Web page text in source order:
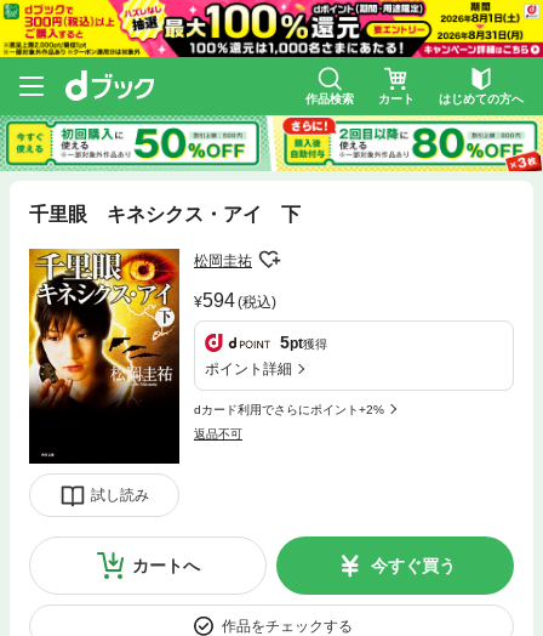
作品検索 カート はじめての方へ
千里眼 キネシクス・アイ 下
試し読み
松岡圭祐
594(税込)
5pt獲得
ポイント詳細
dカード利用でさらにポイント+2%
返品不可
カートへ 今すぐ買う
作品をチェックする